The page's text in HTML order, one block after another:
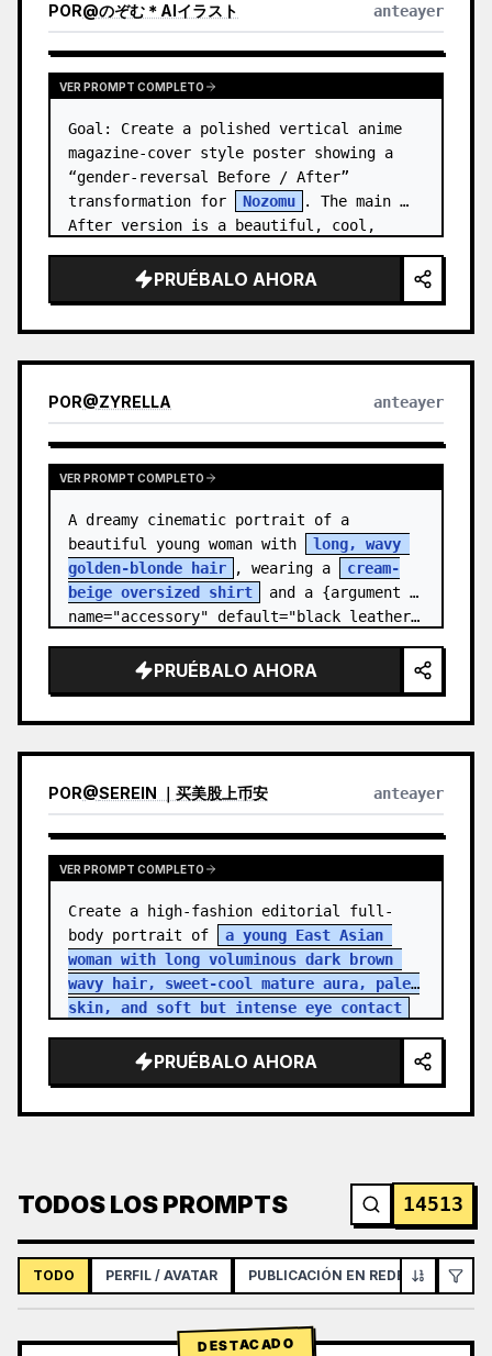
POR@のぞむ＊AIイラスト anteayer
VER PROMPT COMPLETO
Goal: Create a polished vertical anime
magazine-cover style poster showing a
“gender-reversal Before / After”
transformation for
Nozomu
. The main
After version is a beautiful, cool,
PRUÉBALO AHORA
POR@ZYRELLA anteayer
VER PROMPT COMPLETO
A dreamy cinematic portrait of a
beautiful young woman with
long, wavy
golden-blonde hair
, wearing a
cream-
beige oversized shirt
and a {argument
name="accessory" default="black leather…
PRUÉBALO AHORA
POR@SEREIN ｜买美股上币安 anteayer
VER PROMPT COMPLETO
Create a high-fashion editorial full-
body portrait of
a young East Asian
woman with long voluminous dark brown
wavy hair, sweet-cool mature aura, pale
skin, and soft but intense eye contact
PRUÉBALO AHORA
TODOS LOS PROMPTS 14513
TODO PERFIL / AVATAR PUBLICACIÓN EN REDES SOCIALES
DESTACADO